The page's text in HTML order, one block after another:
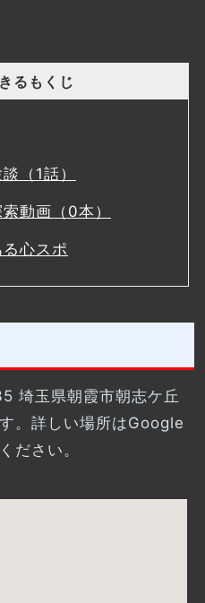
るもくじ
（1話）
動画（0本）
心スポ
埼玉県朝霞市朝志ケ丘
。詳しい場所はGoogle
ださい。